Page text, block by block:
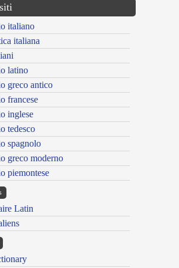
italiano
italiana
latino
greco antico
francese
inglese
tedesco
spagnolo
greco moderno
piemontese
Latin